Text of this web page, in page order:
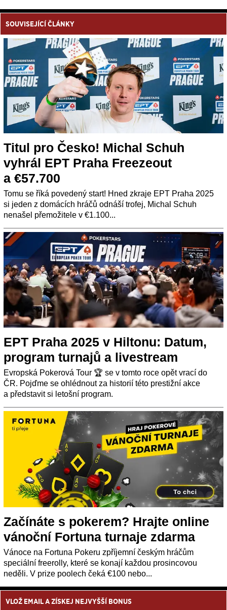
SOUVISEJÍCÍ ČLÁNKY
Titul pro Česko! Michal Schuh
vyhrál EPT Praha Freezeout
a €57.700
Tomu se říká povedený start! Hned zkraje EPT Praha 2025
si jeden z domácích hráčů odnáší trofej, Michal Schuh
nenašel přemožitele v €1.100...
EPT Praha 2025 v Hiltonu: Datum,
program turnajů a livestream
Evropská Pokerová Tour 🏆 se v tomto roce opět vrací do
ČR. Pojďme se ohlédnout za historií této prestižní akce
a představit si letošní program.
Začínáte s pokerem? Hrajte online
vánoční Fortuna turnaje zdarma
Vánoce na Fortuna Pokeru zpříjemní českým hráčům
speciální freerolly, které se konají každou prosincovou
neděli. V prize poolech čeká €100 nebo...
VLOŽ EMAIL A ZÍSKEJ NEJVYŠŠÍ BONUS